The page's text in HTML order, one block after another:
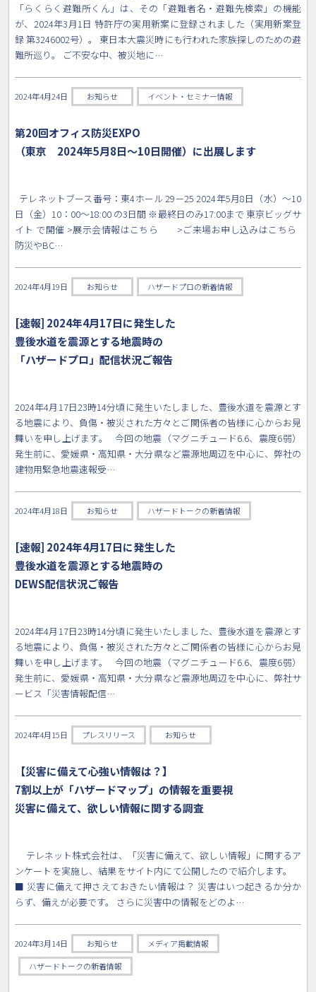
「らくらく避難所くん」は、その「避難者名・避難先検索」の機能
が、2024年3月1日 特許庁の実用新案に登録されました（実用新案登
録 第3246002号）。 東日本大震災時にも行われた家族探しのための避
難所巡り。 ご不安な中、被災地に…
2024年4月24日 お知らせ イベント・セミナー情報
第20回オフィス防災EXPO
（東京 2024年5月8日〜10日開催）に出展します
テレネットブース番号：東4ホール 29－25 2024年5月8日（水）〜10
日（金）10：00〜18:00 の3日間 ※最終日のみ17:00まで 東京ビッグサ
イト で開催 >展示会情報はこちら >ご来場お申し込みはこちら
防災やBC…
2024年4月19日 お知らせ ハザードプロの新着情報
[速報] 2024年4月17日に発生した
豊後水道を震源とする地震時の
「ハザードプロ」配信状況ご報告
2024年4月17日23時14分頃に発生いたしました、豊後水道を震源とす
る地震により、負傷・被災された方々とご関係者の皆様に心からお見
舞いを申し上げます。 今回の地震（マグニチュード6.6、震度6弱）
発生前に、愛媛県・高知県・大分県など震源地周辺を中心に、弊社の
建物用緊急地震速報受…
2024年4月18日 お知らせ ハザードトークの新着情報
[速報] 2024年4月17日に発生した
豊後水道を震源とする地震時の
DEWS配信状況ご報告
2024年4月17日23時14分頃に発生いたしました、豊後水道を震源とす
る地震により、負傷・被災された方々とご関係者の皆様に心からお見
舞いを申し上げます。 今回の地震（マグニチュード6.6、震度6弱）
発生前に、愛媛県・高知県・大分県など震源地周辺を中心に、弊社サ
ービス「災害情報配信…
2024年4月15日 プレスリリース お知らせ
【災害に備えて心強い情報は？】
7割以上が「ハザードマップ」の情報を重要視
災害に備えて、欲しい情報に関する調査
テレネット株式会社は、「災害に備えて、欲しい情報」に関するア
ンケートを実施し、結果をサイト内にて公開したので紹介します。
■ 災害に備えて押さえておきたい情報は？ 災害はいつ起きるか分か
らず、備えが必要です。 さらに災害中の情報をどのよ…
2024年3月14日 お知らせ
メディア掲載情報
ハザードトークの新着情報